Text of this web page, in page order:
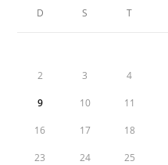
D S T
2 3 4
9 10 11
16 17 18
23 24 25